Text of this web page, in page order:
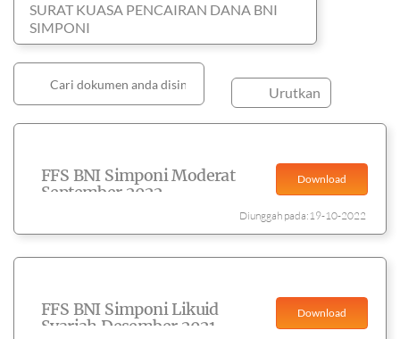
SURAT KUASA PENCAIRAN DANA BNI
SIMPONI
Urutkan
FFS BNI Simponi Moderat
September 2022
Download
Diunggah pada:19-10-2022
FFS BNI Simponi Likuid
Syariah Desember 2021
Download